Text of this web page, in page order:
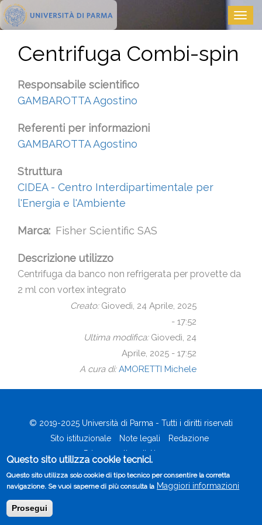
Salta
al
contenuto
Centrifuga Combi-spin
Responsabile scientifico
GAMBAROTTA Agostino
Referenti per informazioni
GAMBAROTTA Agostino
Struttura
CIDEA - Centro Interdipartimentale per
l'Energia e l'Ambiente
Marca Fisher Scientific SAS
Descrizione utilizzo
Centrifuga da banco non refrigerata per provette da
2 ml con vortex integrato
Creato: Giovedì, 24 Aprile, 2025
- 17:52
Ultima modifica: Giovedì, 24
Aprile, 2025 - 17:52
A cura di: AMORETTI Michele
© 2019-2025 Università di Parma - Tutti i diritti riservati
Footer
menu
Sito istituzionale Note legali
Redazione
Privacy policy di Ateneo
Questo sito utilizza cookie tecnici.
Questo sito utilizza solo cookie di tipo tecnico per consentire la corretta
navigazione. Se vuoi saperne di più consulta la Maggiori informazioni
Prosegui